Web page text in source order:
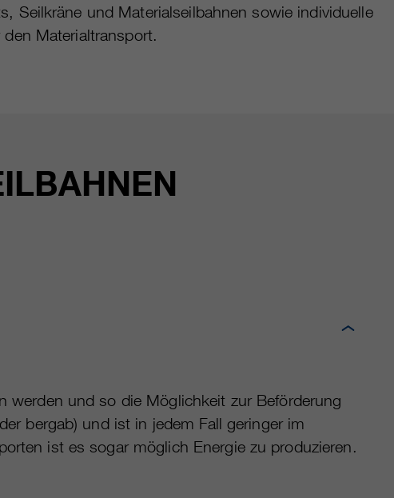
Seilkräne und Materialseilbahnen sowie individuelle
Materialtransport.
werden und so die Möglichkeit zur Beförderung
bergab) und ist in jedem Fall geringer im
ist es sogar möglich Energie zu produzieren.